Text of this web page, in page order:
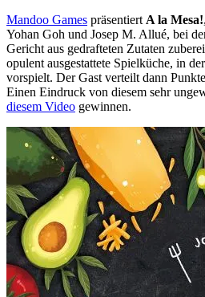
Mandoo Games präsentiert A la Mesa!
Yohan Goh und Josep M. Allué, bei
Gericht aus gedrafteten Zutaten
opulent ausgestattete Spielküche, in
vorspielt. Der Gast verteilt dann
Einen Eindruck von diesem sehr
diesem Video gewinnen.